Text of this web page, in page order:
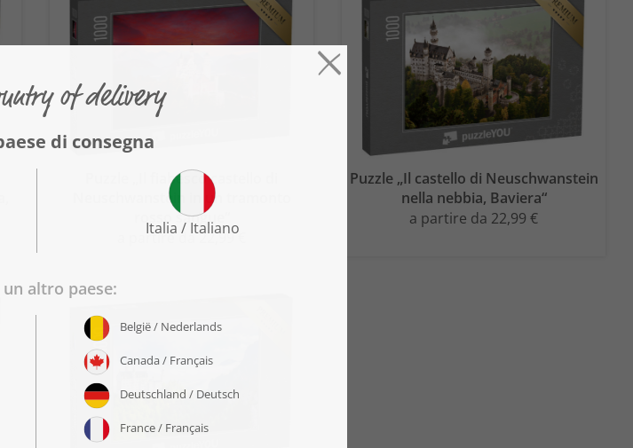
Puzzle „Il fiabesco castello di
Neuschwanstein in un tramonto
rosso sangue“
a partire da 22,99 €
Puzzle „Il castello di Neuschwanstein
nella nebbia, Baviera“
a partire da 22,99 €